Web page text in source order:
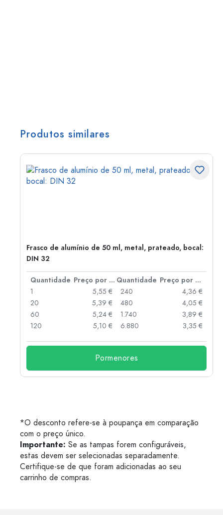
Produtos similares
Frasco de alumínio de 50 ml, metal, prateado, bocal:
DIN 32
Quantidade Preço por peça Quantidade
Preço por peça
1
5,55 €
20
5,39 €
60
5,24 €
120
5,10 €
240
4,36 €
480
4,05 €
1.740
3,89 €
6.880
3,35 €
Pormenores
*O desconto refere-se à poupança em comparação
com o preço único.
Importante: Se as tampas forem configuráveis,
estas devem ser selecionadas separadamente.
Certifique-se de que foram adicionadas ao seu
carrinho de compras.